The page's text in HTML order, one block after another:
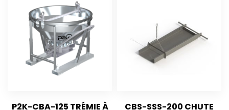
P2K-CBA-125 TRÉMIE À
CBS-SSS-200 CHUTE